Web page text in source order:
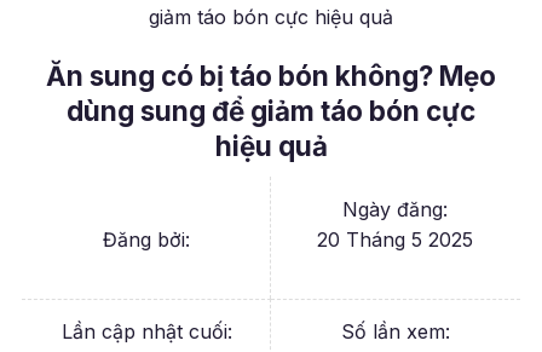
giảm táo bón cực hiệu quả
Ăn sung có bị táo bón không? Mẹo
dùng sung để giảm táo bón cực
hiệu quả
Đăng bởi:
Ngày đăng:
20 Tháng 5 2025
Lần cập nhật cuối:
Số lần xem: